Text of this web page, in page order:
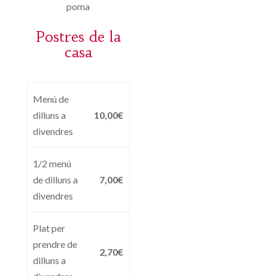
poma
Postres de la
casa
Menú de
dilluns a
divendres
10,00€
1/2 menú
de dilluns a
divendres
7,00€
Plat per
prendre de
dilluns a
2,70€